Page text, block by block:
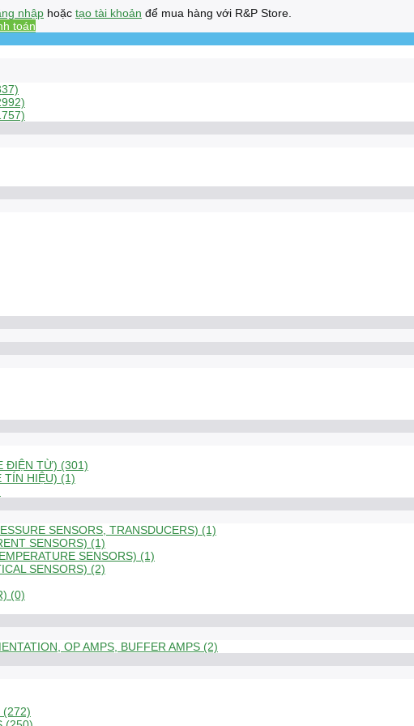
nhập hoặc tạo tài khoản để mua hàng với R&P Store.
toán
ĐIỆN TỪ) (301)
TÍN HIỆU) (1)
SENSORS, TRANSDUCERS) (1)
SENSORS) (1)
SENSORS) (1)
SENSORS) (2)
(0)
OP AMPS, BUFFER AMPS (2)
(272)